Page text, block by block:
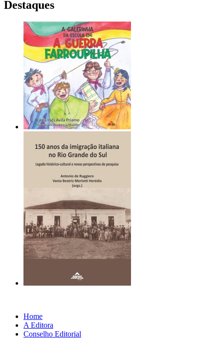
Destaques
Home
A Editora
Conselho Editorial